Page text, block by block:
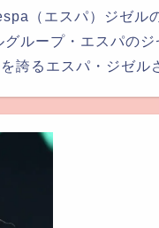
（エスパ）ジゼル
ループ・エスパの
誇るエスパ・ジゼ